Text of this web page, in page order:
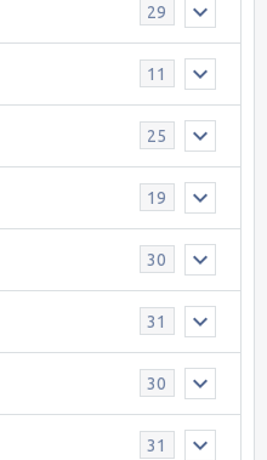
29
11
25
19
30
31
30
31